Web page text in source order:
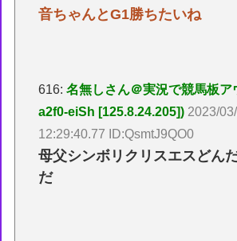
音ちゃんとG1勝ちたいね
616:名無しさん＠実況で競馬板ア
a2f0-eiSh [125.8.24.205]) 2023/
12:29:40.77 ID:QsmtJ9QO0
母父シンボリクリスエスどん
だ